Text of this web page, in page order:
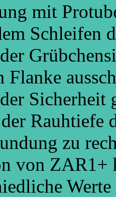
mit
Schleifen
Flanke
Sicherheit
Rauhtiefe
zu
von
Werte